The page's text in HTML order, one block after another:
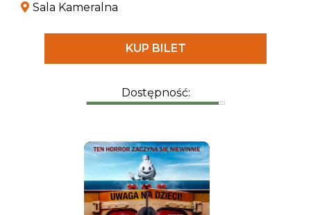
Sala Kameralna
KUP BILET
Dostępność: